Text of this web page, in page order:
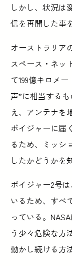
しかし、状況は
信を再開した事
オーストラリア
スペース・ネッ
て199億キロメ
声”に相当する
え、アンテナを
ボイジャーに届
るため、ミッシ
したかどうかを
ボイジャー2号
いるため、すべ
っている。
う少々危険な方
動かし続ける方